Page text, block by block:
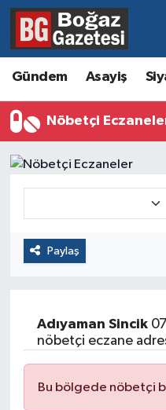
Gündem Asayiş
Nöbetçi
Paylaş
Adıyaman Sincik
nöbetçi eczane
Bu bölgede nöbetçi
Asayiş
Eğitim
Ekonomi
Kültür ve Sanat
Magazin
Sağlık
Hava Durumu
Trafik Durumu
Süper Lig Puan
Son Dakika
Haber Arşivi